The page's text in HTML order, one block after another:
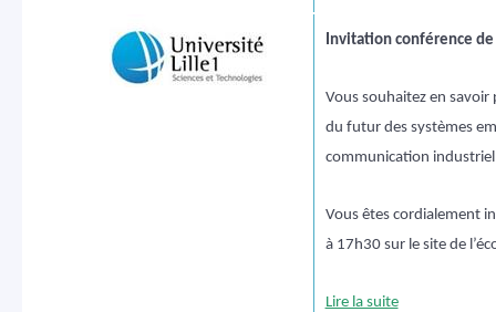
Invitation conférence de
Vous souhaitez en savoir
du futur des systèmes
communication
Vous êtes cordialement
à 17h30 sur le site de
Lire la suite